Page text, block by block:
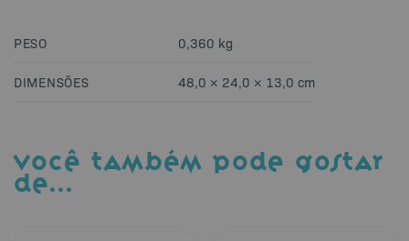
PESO 0,360 kg
DIMENSÕES 48,0 × 24,0 × 13,0 cm
VOCÊ TAMBÉM PODE GOSTAR
DE…